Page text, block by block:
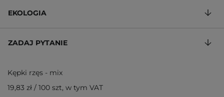
EKOLOGIA
ZADAJ PYTANIE
Kępki rzęs - mix
19,83 zł / 100 szt, w tym VAT